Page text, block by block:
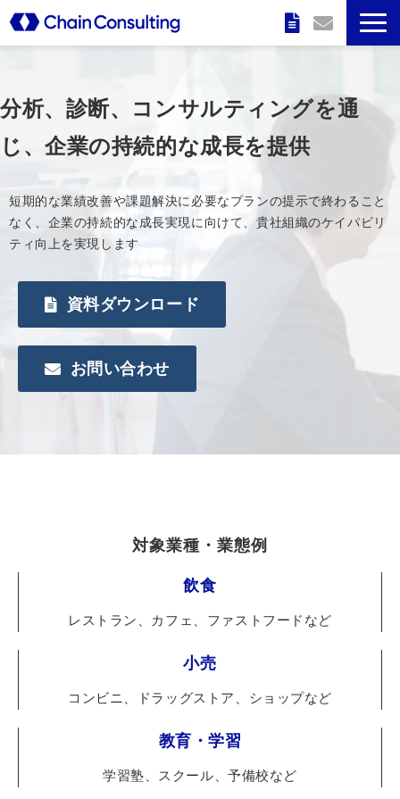
特長
実績
分析、診断、コンサルティングを通
じ、企業の持続的な成長を提供
短期的な業績改善や課題解決に必要なプランの提示で終わること
なく、企業の持続的な成長実現に向けて、貴社組織のケイパビリ
ティ向上を実現します
資料ダウンロード
お問い合わせ
対象業種・業態例
飲食
レストラン、カフェ、ファストフードなど
小売
コンビニ、ドラッグストア、ショップなど
教育・学習
学習塾、スクール、予備校など